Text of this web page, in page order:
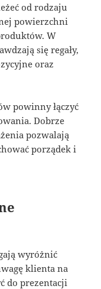
od rodzaju
powierzchni
W
się regały,
oraz
powinny łączyć
Dobrze
pozwalają
porządek i
wyróżnić
klienta na
do prezentacji